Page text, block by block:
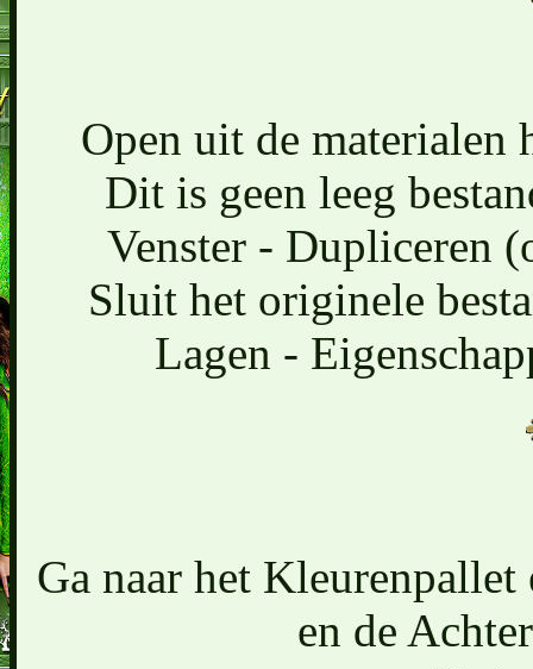
Open uit de materialen
Dit is geen leeg
Venster - Dupliceren
Sluit het originele
Lagen -
Ga naar het
en de